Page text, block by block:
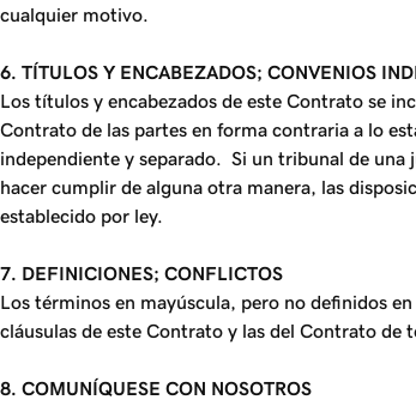
cualquier motivo.
6. TÍTULOS Y ENCABEZADOS; CONVENIOS
Los títulos y encabezados de este Contrato se
Contrato de las partes en forma contraria a lo
independiente y separado. Si un tribunal de
hacer cumplir de alguna otra manera, las
establecido por ley.
7. DEFINICIONES; CONFLICTOS
Los términos en mayúscula, pero no definidos
cláusulas de este Contrato y las del Contrato de
8. COMUNÍQUESE CON NOSOTROS